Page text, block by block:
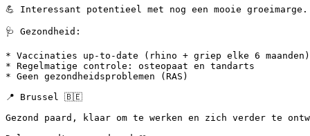
💪 Interessant potentieel met nog een mooie groeimarge.
🩺 Gezondheid:
* Vaccinaties up-to-date (rhino + griep elke 6 maanden)
* Regelmatige controle: osteopaat en tandarts
* Geen gezondheidsproblemen (RAS)
📍 Brussel 🇧🇪
Gezond paard, klaar om te werken en zich verder te